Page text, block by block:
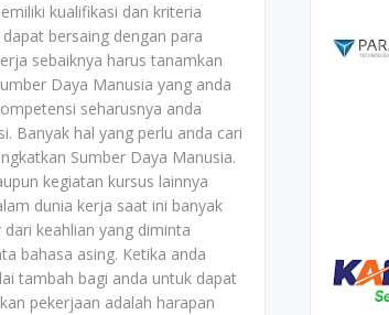
kualifikasi dan kriteria
bersaing dengan para
sebaiknya harus tanamkan
Daya Manusia yang anda
seharusnya anda
Banyak hal yang perlu anda cari
Sumber Daya Manusia.
kegiatan kursus lainnya
dunia kerja saat ini banyak
keahlian yang diminta
bahasa asing. Ketika anda
tambah bagi anda untuk dapat
pekerjaan adalah harapan